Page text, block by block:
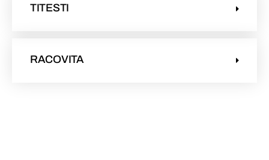
TITESTI
RACOVITA